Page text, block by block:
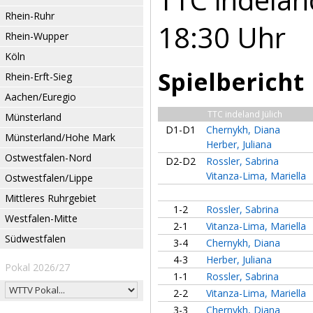
Rhein-Ruhr
Rhein-Wupper
Köln
Rhein-Erft-Sieg
Aachen/Euregio
Münsterland
Münsterland/Hohe Mark
Ostwestfalen-Nord
Ostwestfalen/Lippe
Mittleres Ruhrgebiet
Westfalen-Mitte
Südwestfalen
Pokal 2026/27
18:30 Uhr
Spielbericht
TTC indeland Jülich
D1-D1
Chernykh, Diana
Herber, Juliana
D2-D2
Rossler, Sabrina
Vitanza-Lima, Mariella
1-2
Rossler, Sabrina
2-1
Vitanza-Lima, Mariella
3-4
Chernykh, Diana
4-3
Herber, Juliana
1-1
Rossler, Sabrina
2-2
Vitanza-Lima, Mariella
3-3
Chernykh, Diana